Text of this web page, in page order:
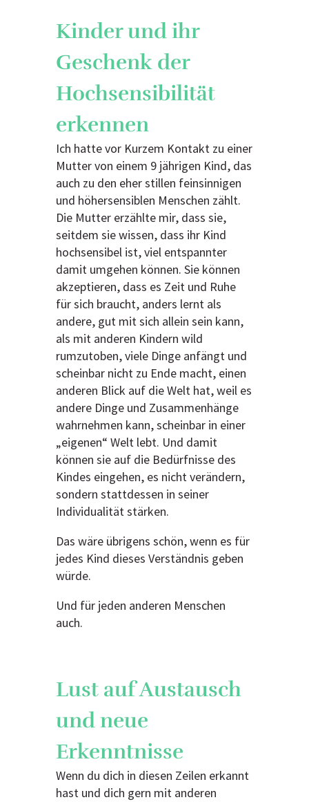
Kinder und ihr
Geschenk der
Hochsensibilität
erkennen
Ich hatte vor Kurzem Kontakt zu einer
Mutter von einem 9 jährigen Kind, das
auch zu den eher stillen feinsinnigen
und höhersensiblen Menschen zählt.
Die Mutter erzählte mir, dass sie,
seitdem sie wissen, dass ihr Kind
hochsensibel ist, viel entspannter
damit umgehen können. Sie können
akzeptieren, dass es Zeit und Ruhe
für sich braucht, anders lernt als
andere, gut mit sich allein sein kann,
als mit anderen Kindern wild
rumzutoben, viele Dinge anfängt und
scheinbar nicht zu Ende macht, einen
anderen Blick auf die Welt hat, weil es
andere Dinge und Zusammenhänge
wahrnehmen kann, scheinbar in einer
„eigenen“ Welt lebt. Und damit
können sie auf die Bedürfnisse des
Kindes eingehen, es nicht verändern,
sondern stattdessen in seiner
Individualität stärken.
Das wäre übrigens schön, wenn es für
jedes Kind dieses Verständnis geben
würde.
Und für jeden anderen Menschen
auch.
Lust auf Austausch
und neue
Erkenntnisse
Wenn du dich in diesen Zeilen erkannt
hast und dich gern mit anderen